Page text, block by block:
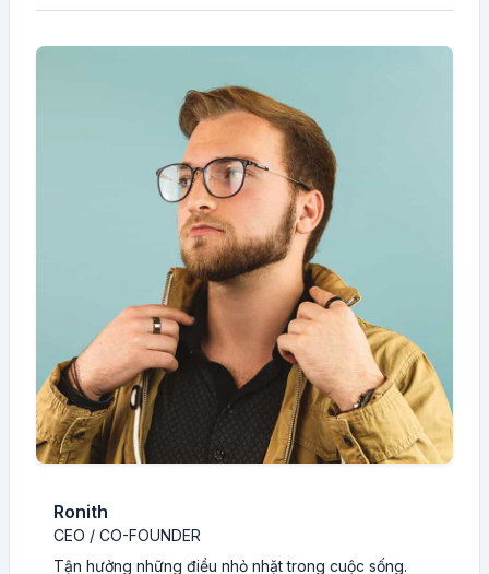
Ronith
CEO / CO-FOUNDER
Tận hưởng những điều nhỏ nhặt trong cuộc sống.